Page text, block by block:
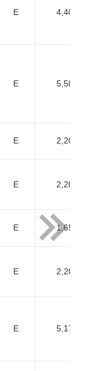
E 4,400
E 5,500
E 2,200
E 2,200
E 1,650
E 2,200
E 5,170